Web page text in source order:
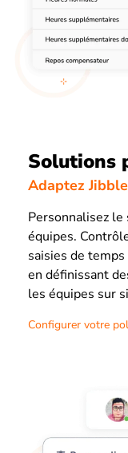
Solutions
Adaptez
Personnalisez
équipes.
saisies de
en définissant
les équipes sur
Configurer votre